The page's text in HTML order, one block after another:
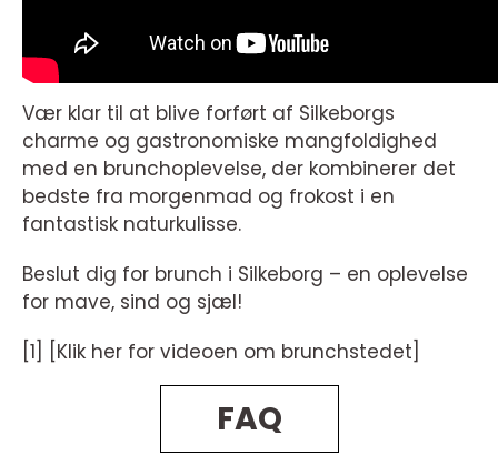
Vær klar til at blive forført af Silkeborgs
charme og gastronomiske mangfoldighed
med en brunchoplevelse, der kombinerer det
bedste fra morgenmad og frokost i en
fantastisk naturkulisse.
Beslut dig for brunch i Silkeborg – en oplevelse
for mave, sind og sjæl!
[1] [Klik her for videoen om brunchstedet]
FAQ